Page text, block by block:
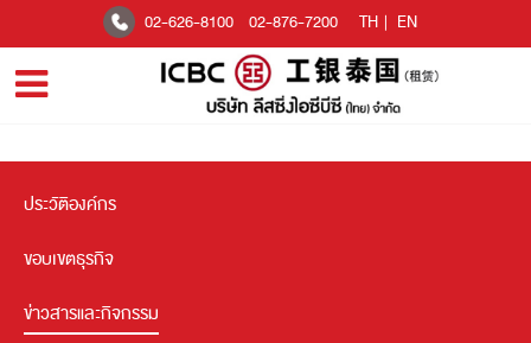
02-626-8100 02-876-7200 TH | EN
ประวัติองค์กร
ขอบเขตธุรกิจ
ข่าวสารและกิจกรรม